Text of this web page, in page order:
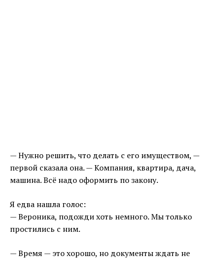
— Нужно решить, что делать с его имуществом, —
первой сказала она. — Компания, квартира, дача,
машина. Всё надо оформить по закону.
Я едва нашла голос:
— Вероника, подожди хоть немного. Мы только
простились с ним.
— Время — это хорошо, но документы ждать не